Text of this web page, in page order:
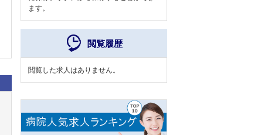
ます。
閲覧履歴
閲覧した求人はありません。